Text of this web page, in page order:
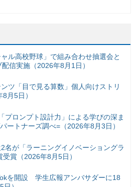
ル高校野球」で組み合わせ抽選会と
信実施（2026年8月1日）
ツ「目で見る算数」個人向けストリ
月5日）
プロンプト設計力」による学びの深ま
ートナーズ調べ=（2026年8月3日）
名が「ラーニングイノベーショングラ
賞（2026年8月5日）
を開設 学生広報アンバサダーに18